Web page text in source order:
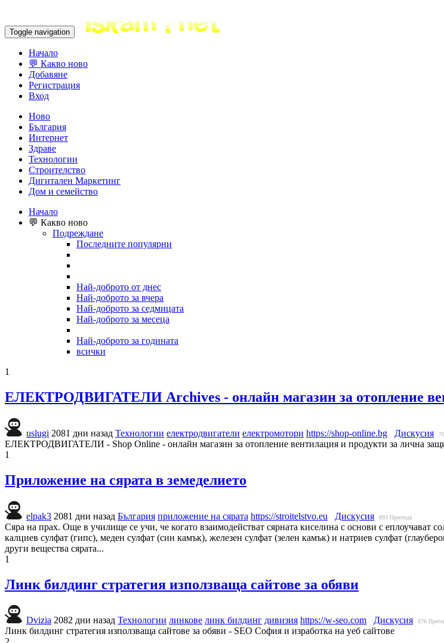
Toggle navigation
Начало
💬 Какво ново
Добавяне
Регистрация
Вход
Ново
България
Интернет
Здраве
Технологии
Строителство
Дигитален Маркетинг
Дом и семейство
Начало
💬 Какво ново
Подреждане
Последните популярни
Най-доброто от днес
Най-доброто за вчера
Най-доброто за седмицата
Най-доброто за месеца
Най-доброто за годината
всички
1
ЕЛЕКТРОДВИГАТЕЛИ Archives - онлайн магазин за отопление
uslugi 2081 дни назад Технологии електродвигатели електромотори https://shop-online.bg Дискусия
ЕЛЕКТРОДВИГАТЕЛИ - Shop Online - онлайн магазин за отопление вентилация и продукти за лична
1
Приложение на сярата в земеделието
elpak3 2081 дни назад България приложение на сярата https://stroitelstvo.eu Дискусия 893 Прегледа
Сяра на прах. Още в училище се учи, че когато взаимодействат сярната киселина с основи с еплоучават
калциев сулфат (гипс), меден сулфат (син камък), железен сулфат (зелен камък) и натриев сулфат
други вещества сярата...
1
Линк билдинг стратегия използваща сайтове за обяви
Dvizia 2082 дни назад Технологии линкове линк билдинг дивизия https://w-seo.com Дискусия 876
Линк билдинг стратегия използваща сайтове за обяви - SEO София и изработка на уеб сайтове